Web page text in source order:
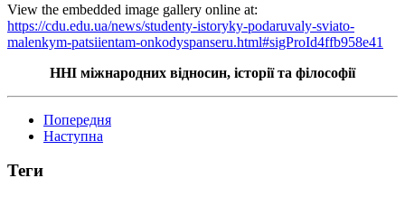
View the embedded image gallery online at:
https://cdu.edu.ua/news/studenty-istoryky-podaruvaly-sviato-
malenkym-patsiientam-onkodyspanseru.html#sigProId4ffb958e41
ННІ міжнародних відносин, історії та філософії
Попередня
Наступна
Теги